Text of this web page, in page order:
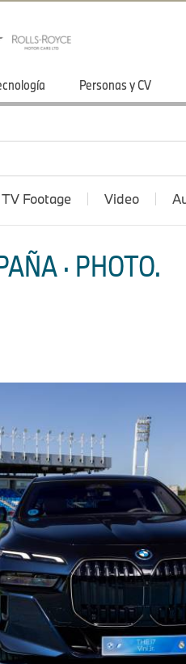
Personas y CV
TV Footage Video
· PHOTO.